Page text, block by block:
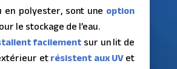
en polyester, sont une option
le stockage de l’eau.
facilementsur un lit de
etrésistent aux UVet